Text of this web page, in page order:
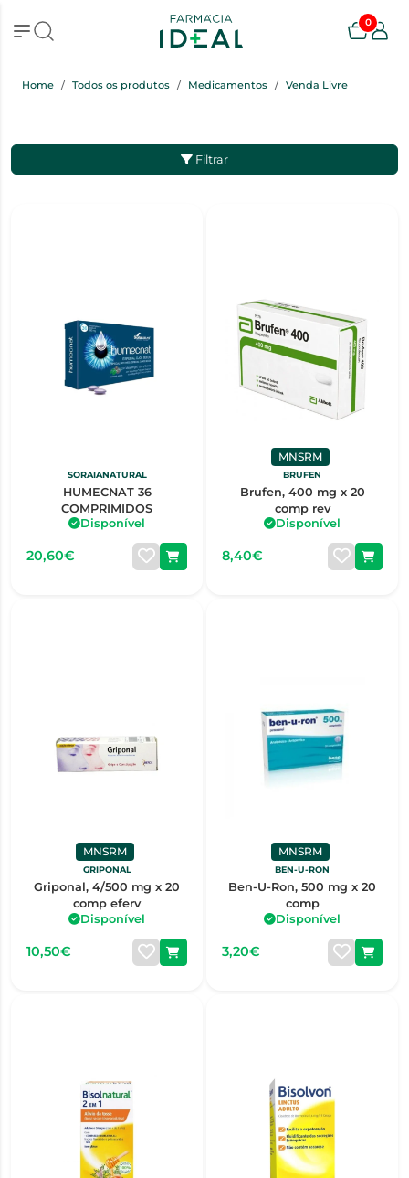
0
Home Todos os produtos Medicamentos Venda Livre
Filtrar
SORAIANATURAL
HUMECNAT 36
COMPRIMIDOS
Disponível
20,60€
MNSRM
BRUFEN
Brufen, 400 mg x 20
comp rev
Disponível
8,40€
MNSRM
GRIPONAL
Griponal, 4/500 mg x 20
comp eferv
Disponível
10,50€
MNSRM
BEN-U-RON
Ben-U-Ron, 500 mg x 20
comp
Disponível
3,20€